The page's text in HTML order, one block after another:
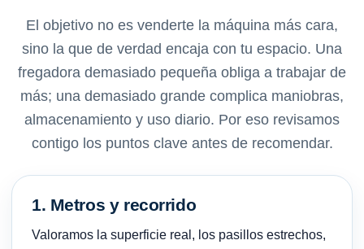
El objetivo no es venderte la máquina más cara,
sino la que de verdad encaja con tu espacio. Una
fregadora demasiado pequeña obliga a trabajar de
más; una demasiado grande complica maniobras,
almacenamiento y uso diario. Por eso revisamos
contigo los puntos clave antes de recomendar.
1. Metros y recorrido
Valoramos la superficie real, los pasillos estrechos,